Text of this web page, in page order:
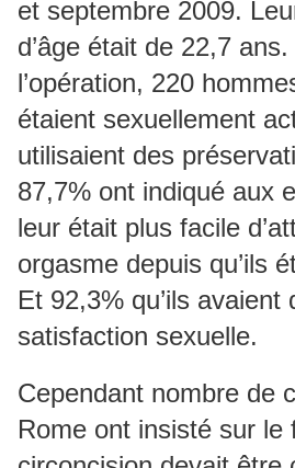
et septembre 2009.
d’âge était de 22,7
l’opération, 220
étaient sexuellement
utilisaient des
87,7% ont indiqué aux
leur était plus facile
orgasme depuis qu’ils
Et 92,3% qu’ils avaient
satisfaction sexuelle.
Cependant nombre de
Rome ont insisté sur le